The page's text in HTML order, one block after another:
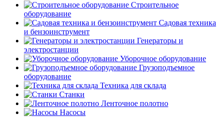
Строительное
оборудование
Садовая техника
и бензоинструмент
Генераторы и
электростанции
Уборочное оборудование
Грузоподъемное
оборудование
Техника для склада
Станки
Ленточное полотно
Насосы